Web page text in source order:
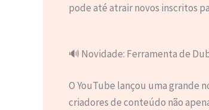
pode até atrair novos inscritos
🔊 Novidade: Ferramenta de
O YouTube lançou uma grande
criadores de conteúdo não